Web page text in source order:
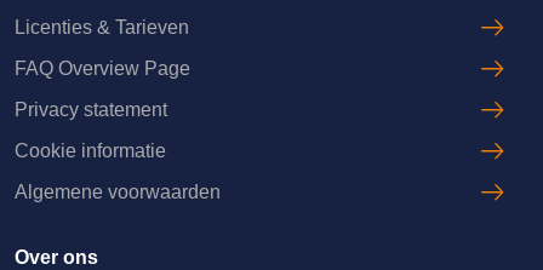
Licenties & Tarieven
FAQ Overview Page
Privacy statement
Cookie informatie
Algemene voorwaarden
Over ons